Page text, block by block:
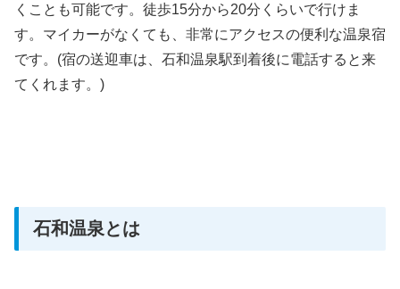
くことも可能です。徒歩15分から20分くらいで行けま
す。マイカーがなくても、非常にアクセスの便利な温泉宿
です。 (宿の送迎車は、石和温泉駅到着後に電話すると来
てくれます。 )
石和温泉とは